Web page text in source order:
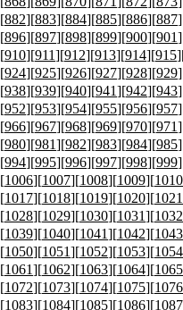
[882][883][884][885][886][887
[896][897][898][899][900][901
[910][911][912][913][914][915
[924][925][926][927][928][929
[938][939][940][941][942][943
[952][953][954][955][956][957
[966][967][968][969][970][971
[980][981][982][983][984][985
[994][995][996][997][998][999
[1006][1007][1008][1009][1010
[1017][1018][1019][1020][1021
[1028][1029][1030][1031][1032
[1039][1040][1041][1042][1043
[1050][1051][1052][1053][1054
[1061][1062][1063][1064][1065
[1072][1073][1074][1075][1076
[1083][1084][1085][1086][1087